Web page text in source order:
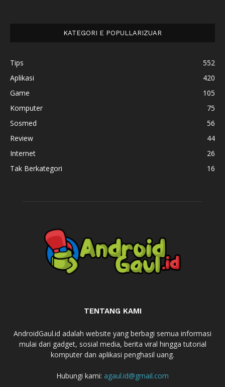
KATEGORI E POPULLARIZUAR
Tips
552
Aplikasi
420
Game
105
Komputer
75
Sosmed
56
Review
44
Internet
26
Tak Berkategori
16
TENTANG KAMI
AndroidGaul.id adalah website yang berbagi semua informasi
mulai dari gadget, sosial media, berita viral hingga tutorial
komputer dan aplikasi penghasil uang.
Hubungi kami: agaul.id@gmail.com